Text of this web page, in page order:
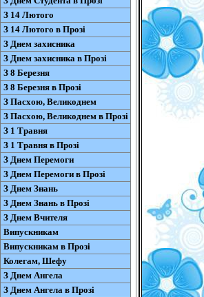
З 14 Лютого
З 14 Лютого в Прозі
З Днем захисника
З Днем захисника в Прозі
З 8 Березня
З 8 Березня в Прозі
З Пасхою, Великоднем
З Пасхою, Великоднем в Прозі
З 1 Травня
З 1 Травня в Прозі
З Днем Перемоги
З Днем Перемоги в Прозі
З Днем Знань
З Днем Знань в Прозі
З Днем Вчителя
Випускникам
Випускникам в Прозі
Колегам, Шефу
З Днем Ангела
З Днем Ангела в Прозі